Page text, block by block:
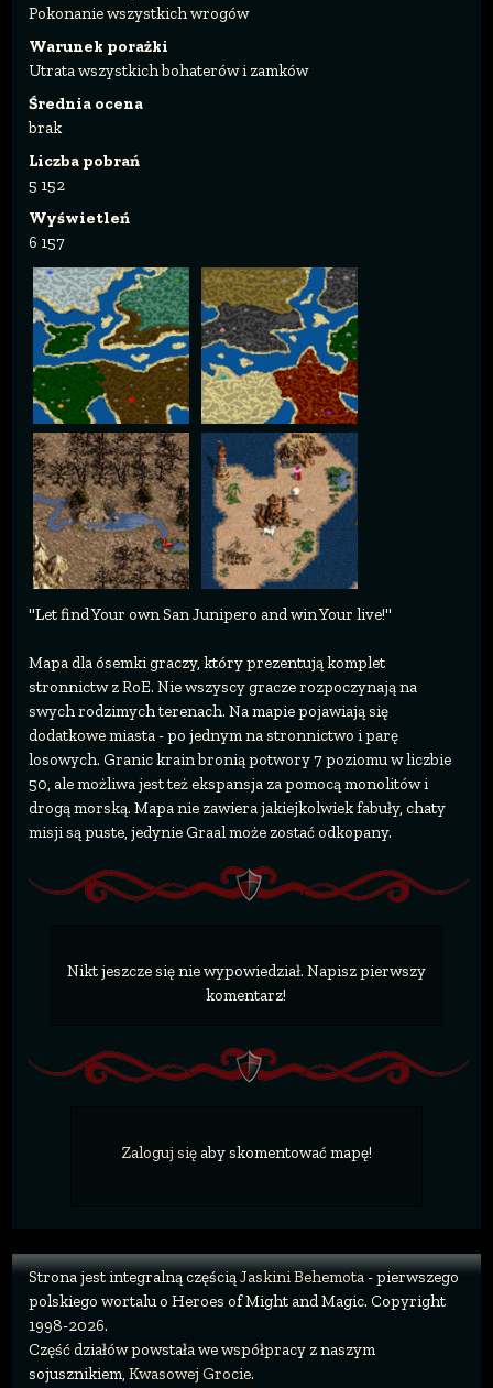
Pokonanie wszystkich wrogów
Warunek porażki
Utrata wszystkich bohaterów i zamków
Średnia ocena
brak
Liczba pobrań
5 152
Wyświetleń
6 157
"Let find Your own San Junipero and win Your live!"
Mapa dla ósemki graczy, który prezentują komplet
stronnictw z RoE. Nie wszyscy gracze rozpoczynają na
swych rodzimych terenach. Na mapie pojawiają się
dodatkowe miasta - po jednym na stronnictwo i parę
losowych. Granic krain bronią potwory 7 poziomu w liczbie
50, ale możliwa jest też ekspansja za pomocą monolitów i
drogą morską. Mapa nie zawiera jakiejkolwiek fabuły, chaty
misji są puste, jedynie Graal może zostać odkopany.
Nikt jeszcze się nie wypowiedział. Napisz pierwszy
komentarz!
Zaloguj sięaby skomentować mapę!
Strona jest integralną częściąJaskini Behemota- pierwszego
polskiego wortalu o Heroes of Might and Magic. Copyright
1998-2026.
Część działów powstała we współpracy z naszym
sojusznikiem, Kwasowej Grocie.